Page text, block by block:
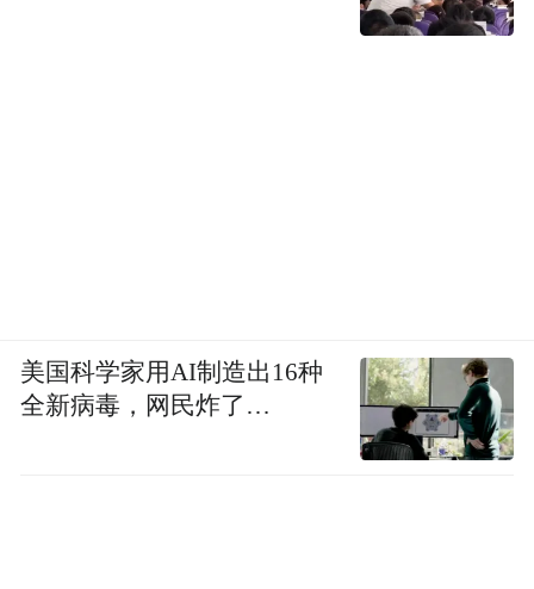
美国科学家用AI制造出16种
全新病毒，网民炸了…